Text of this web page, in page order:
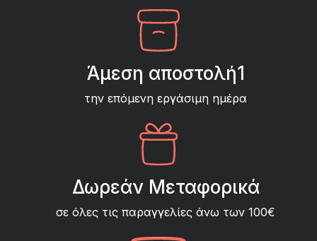
Άμεση αποστολή1
την επόμενη εργάσιμη ημέρα
Δωρεάν Μεταφορικά
σε όλες τις παραγγελίες άνω των 100€